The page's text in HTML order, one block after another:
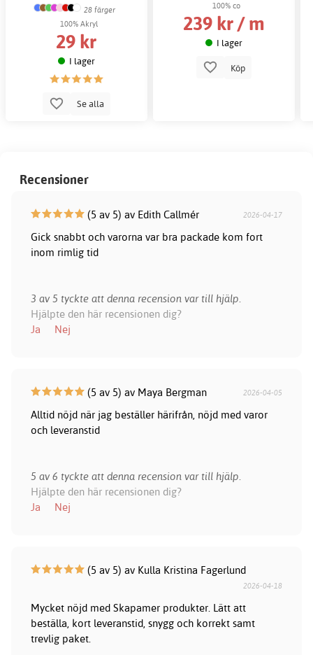
28 färger
100% Akryl
29 kr
I lager
Se alla
100% co
239 kr / m
I lager
Köp
Recensioner
(5 av 5) av Edith Callmér 2026-04-17
Gick snabbt och varorna var bra packade kom fort
inom rimlig tid
3 av 5 tyckte att denna recension var till hjälp.
Hjälpte den här recensionen dig?
Ja
Nej
(5 av 5) av Maya Bergman 2026-04-05
Alltid nöjd när jag beställer härifrån, nöjd med varor
och leveranstid
5 av 6 tyckte att denna recension var till hjälp.
Hjälpte den här recensionen dig?
Ja
Nej
(5 av 5) av Kulla Kristina Fagerlund
2026-04-18
Mycket nöjd med Skapamer produkter. Lätt att
beställa, kort leveranstid, snygg och korrekt samt
trevlig paket.